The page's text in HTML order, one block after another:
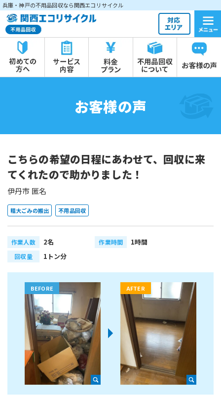
兵庫・神戸の不用品回収なら関西エコリサイクル
お客様の声
こちらの希望の日程にあわせて、回収に来
てくれたので助かりました！
伊丹市 匿名
粗大ごみの搬出 不用品回収
作業人数 2名 作業時間 1時間
回収量 1トン分